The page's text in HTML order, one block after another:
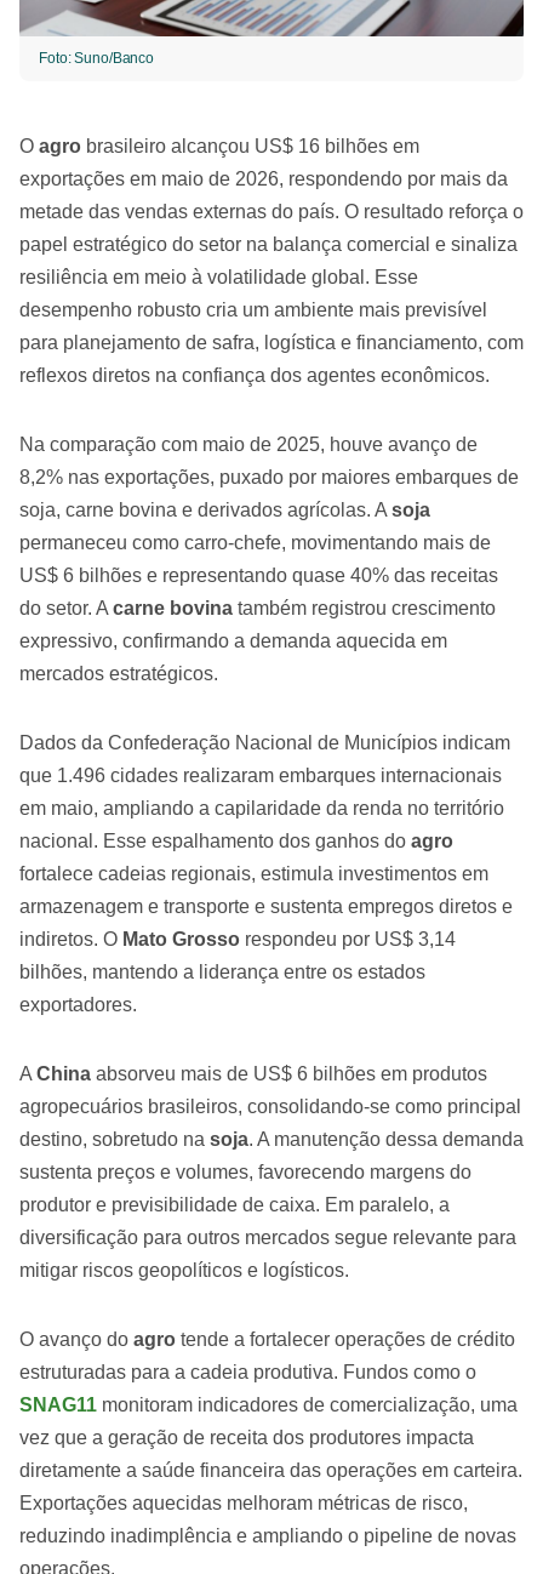
Foto: Suno/Banco
O agro brasileiro alcançou US$ 16 bilhões em
exportações em maio de 2026, respondendo por mais da
metade das vendas externas do país. O resultado reforça o
papel estratégico do setor na balança comercial e sinaliza
resiliência em meio à volatilidade global. Esse
desempenho robusto cria um ambiente mais previsível
para planejamento de safra, logística e financiamento, com
reflexos diretos na confiança dos agentes econômicos.
Na comparação com maio de 2025, houve avanço de
8,2% nas exportações, puxado por maiores embarques de
soja, carne bovina e derivados agrícolas. A soja
permaneceu como carro-chefe, movimentando mais de
US$ 6 bilhões e representando quase 40% das receitas
do setor. A carne bovina também registrou crescimento
expressivo, confirmando a demanda aquecida em
mercados estratégicos.
Dados da Confederação Nacional de Municípios indicam
que 1.496 cidades realizaram embarques internacionais
em maio, ampliando a capilaridade da renda no território
nacional. Esse espalhamento dos ganhos do agro
fortalece cadeias regionais, estimula investimentos em
armazenagem e transporte e sustenta empregos diretos e
indiretos. O Mato Grosso respondeu por US$ 3,14
bilhões, mantendo a liderança entre os estados
exportadores.
A China absorveu mais de US$ 6 bilhões em produtos
agropecuários brasileiros, consolidando-se como principal
destino, sobretudo na soja. A manutenção dessa demanda
sustenta preços e volumes, favorecendo margens do
produtor e previsibilidade de caixa. Em paralelo, a
diversificação para outros mercados segue relevante para
mitigar riscos geopolíticos e logísticos.
O avanço do agro tende a fortalecer operações de crédito
estruturadas para a cadeia produtiva. Fundos como o
SNAG11 monitoram indicadores de comercialização, uma
vez que a geração de receita dos produtores impacta
diretamente a saúde financeira das operações em carteira.
Exportações aquecidas melhoram métricas de risco,
reduzindo inadimplência e ampliando o pipeline de novas
operações.